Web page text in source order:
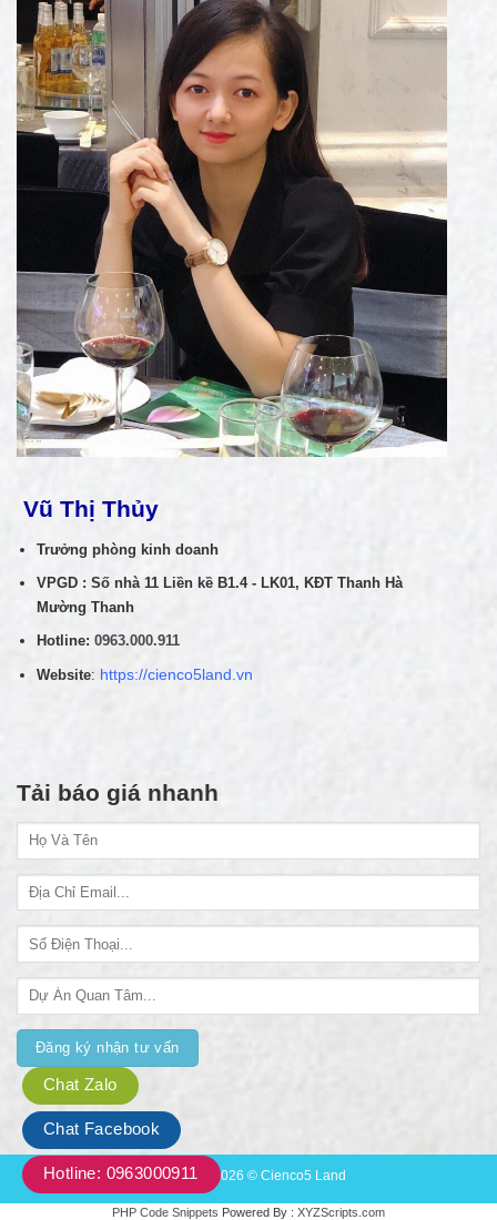
Vũ Thị Thủy
Trưởng phòng kinh doanh
VPGD : Số nhà 11 Liền kề B1.4 - LK01, KĐT Thanh Hà
Mường Thanh
Hotline: 0963.000.911
Website: https://cienco5land.vn
Tải báo giá nhanh
Copyright 2026 © Cienco5 Land
PHP Code Snippets Powered By : XYZScripts.com
Chat Zalo
Chat Facebook
Hotline: 0963000911